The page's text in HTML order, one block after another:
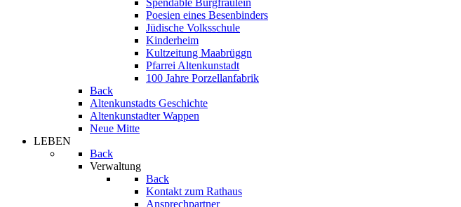
Spendable Burgfräulein
Poesien eines Besenbinders
Jüdische Volksschule
Kinderheim
Kultzeitung Maabrüggn
Pfarrei Altenkunstadt
100 Jahre Porzellanfabrik
Back
Altenkunstadts Geschichte
Altenkunstadter Wappen
Neue Mitte
LEBEN
Back
Verwaltung
Back
Kontakt zum Rathaus
Ansprechpartner